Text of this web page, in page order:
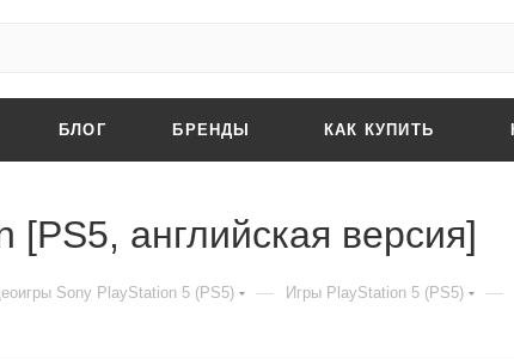
БЛОГ БРЕНДЫ КАК КУПИТЬ
английская версия]
Sony PlayStation 5 (PS5) — Игры PlayStation 5 (PS5) —